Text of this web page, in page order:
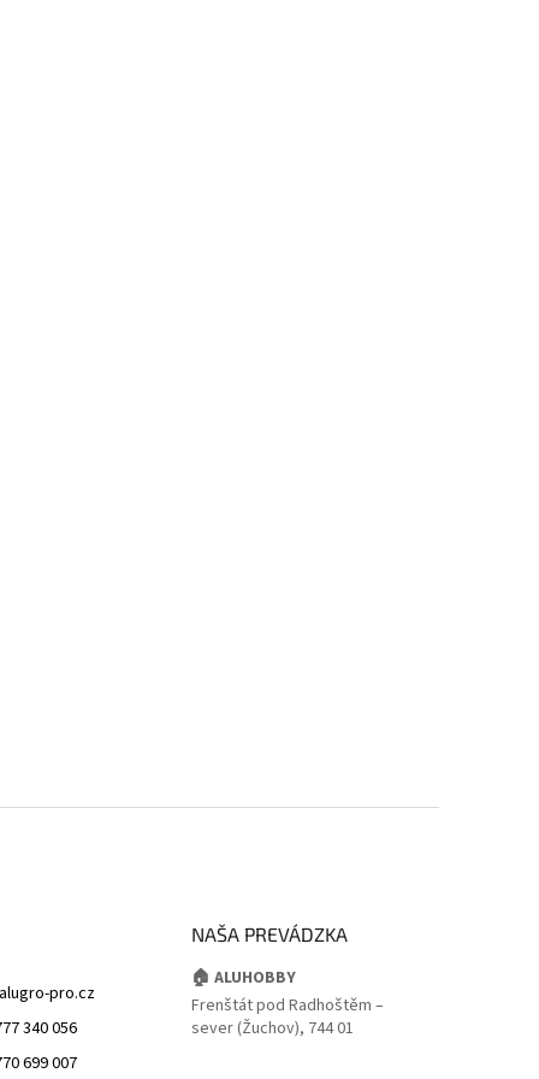
alugro-pro.cz
340 056
699 007
NAŠA PREVÁDZKA
🏠 ALUHOBBY
Frenštát pod Radhoštěm –
sever (Žuchov), 744 01